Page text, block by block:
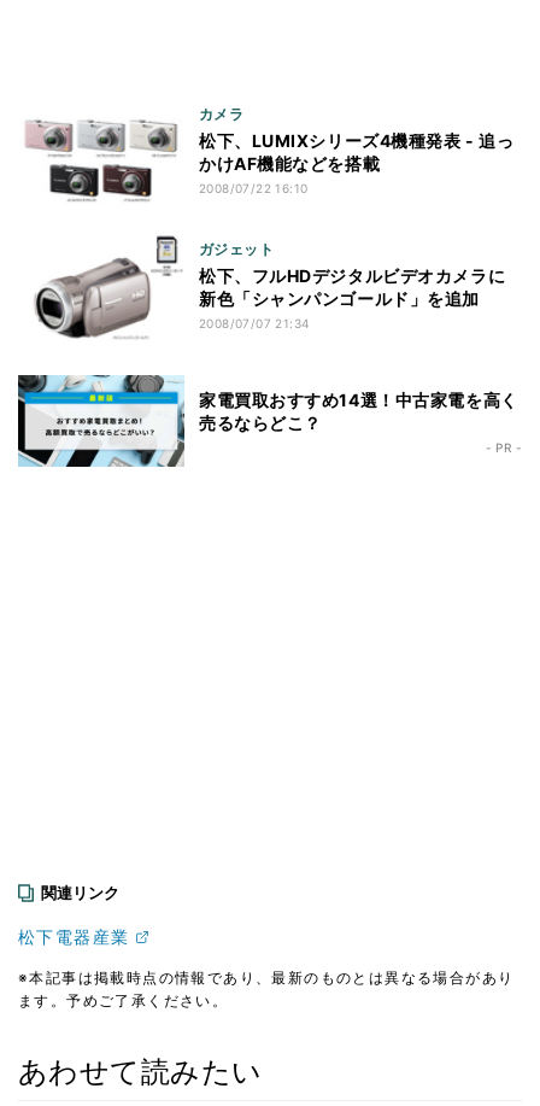
カメラ
松下、LUMIXシリーズ4機種発表 - 追っ
かけAF機能などを搭載
2008/07/22 16:10
ガジェット
松下、フルHDデジタルビデオカメラに
新色「シャンパンゴールド」を追加
2008/07/07 21:34
家電買取おすすめ14選！中古家電を高く
売るならどこ？
- PR -
関連リンク
松下電器産業
※本記事は掲載時点の情報であり、最新のものとは異なる場合があり
ます。予めご了承ください。
あわせて読みたい